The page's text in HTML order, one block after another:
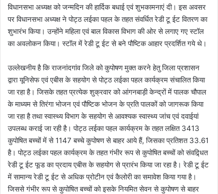
विधानसभा अध्यक्ष को जन्मदिन की हार्दिक बधाई एवं शुभकामनाएं दी। इस अवसर
पर विधानसभा अध्यक्ष ने पोट्ठ लईका पहल के तहत संवर्धित रेडी टू ईट वितरण का
शुभारंभ किया। उन्होंने महिला एवं बाल विकास विभाग की ओर से लगाए गए स्टॉल
का अवलोकन किया। स्टॉल में रेडी टू ईट से बने पौष्टिक आहार प्रदर्शित गये थे।
उल्लेखनीय है कि राजनांदगांव जिले को कुपोषण मुक्त करने हेतु जिला प्रशासन
द्वारा यूनिसेफ एवं एबीस के सहयोग से पोट्ठ लईका पहल कार्यक्रम संचालित किया
जा रहा है। जिसके तहत प्रत्येक शुक्रवार को आंगनबाड़ी केन्द्रों में पालक चौपाल
के माध्यम से तिरंगा भोजन एवं पौष्टिक भोजन के प्रति पालकों को जागरूक किया
जा रहा है तथा स्वास्थ्य विभाग के सहयोग से आवश्यक स्वास्थ्य जांच एवं दवाईयां
उपलब्ध कराई जा रही है। पोट्ठ लईका पहल कार्यक्रम के तहत लक्षित 3413
कुपोषित बच्चों में से 1147 बच्चे कुपोषण से बाहर आये हैं, जिसका प्रतिशत 33.61
है। पोट्ठ लईका पहल कार्यक्रम के तहत गंभीर रूप से कुपोषित बच्चों को संवद्र्धित
रेडी टू ईट फूड का प्रदाय एबीस के सहयोग से प्रारंभ किया जा रहा है। रेडी टू ईट
में सामान्य रेडी टू ईट से अधिक प्रोटीन एवं कैलोरी का समावेश किया गया है।
जिससे गंभीर रूप से कुपोषित बच्चों को इसके नियमित सेवन से कुपोषण से बाहर